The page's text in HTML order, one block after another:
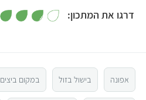
דרגו את המתכון:
3
אפונה בישול בזול במקום ביצים